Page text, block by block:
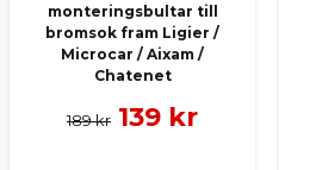
monteringsbultar till
bromsok fram Ligier /
Microcar / Aixam /
Chatenet
189 kr 139 kr